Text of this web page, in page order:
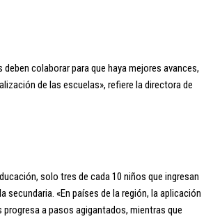
colaborar para que haya mejores avances,
de las escuelas», refiere la directora de
solo tres de cada 10 niños que ingresan
secundaria. «En países de la región, la aplicación
a pasos agigantados, mientras que